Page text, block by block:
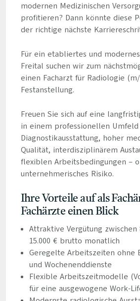
modernen Medizinischen
profitieren? Dann könnte diese
der richtige nächste
Für ein etabliertes und
Freital suchen wir zum
einen Facharzt für Radiologie
Festanstellung.
Freuen Sie sich auf eine
in einem professionellen
Diagnostikausstattung, hoher
Qualität, interdisziplinärem
flexiblen Arbeitsbedingungen –
unternehmerisches Risiko.
Ihre Vorteile auf als
Fachärzte einen Blick
Attraktive Vergütung zwischen
15.000 € brutto monatlich
Geregelte Arbeitszeiten ohne
und Wochenenddienste
Flexible Arbeitszeitmodelle
für eine ausgewogene Work-